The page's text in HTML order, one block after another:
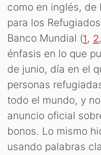
como en inglés, de
para los
Banco Mundial (1, 2,
énfasis en lo que
de junio, día en el
personas
todo el mundo, y
anuncio oficial
bonos. Lo mismo
usando palabras